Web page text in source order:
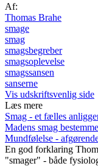
Af:
Thomas Brahe
smage
smag
smagsbegreber
smagsoplevelse
smagssansen
sanserne
Vis udskriftsvenlig side
Læs mere
Smag - et fælles
Madens smag
Mundfølelse -
En god forklaring
"smager" - både